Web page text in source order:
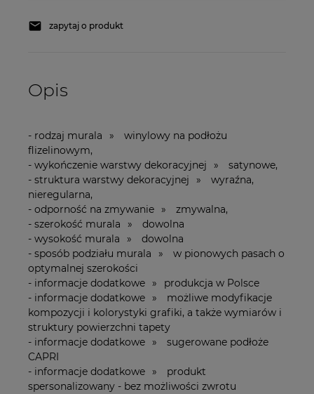
zapytaj o produkt
Opis
- rodzaj murala » winylowy na podłożu
flizelinowym,
- wykończenie warstwy dekoracyjnej » satynowe,
- struktura warstwy dekoracyjnej » wyraźna,
nieregularna,
- odporność na zmywanie » zmywalna,
- szerokość murala » dowolna
- wysokość murala » dowolna
- sposób podziału murala » w pionowych pasach o
optymalnej szerokości
- informacje dodatkowe » produkcja w Polsce
- informacje dodatkowe » możliwe modyfikacje
kompozycji i kolorystyki grafiki, a także wymiarów i
struktury powierzchni tapety
- informacje dodatkowe » sugerowane podłoże
CAPRI
- informacje dodatkowe » produkt
spersonalizowany - bez możliwości zwrotu